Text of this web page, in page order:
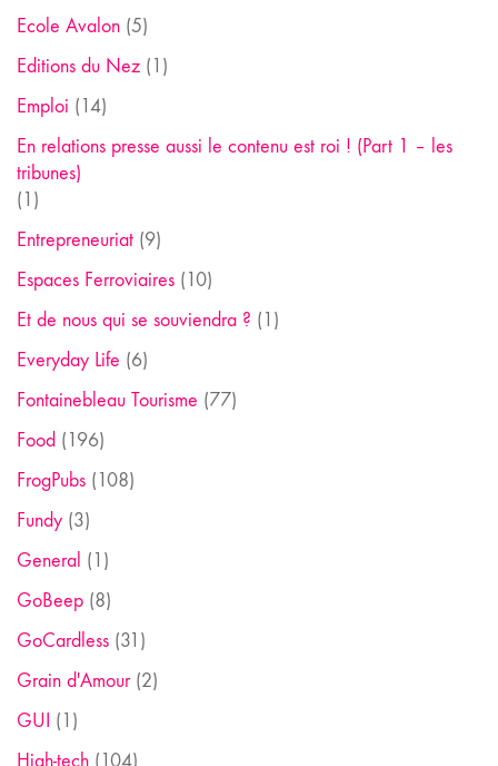
Ecole Avalon (5)
Editions du Nez (1)
Emploi (14)
En relations presse aussi le contenu est roi ! (Part 1 – les
tribunes)
(1)
Entrepreneuriat (9)
Espaces Ferroviaires (10)
Et de nous qui se souviendra ? (1)
Everyday Life (6)
Fontainebleau Tourisme (77)
Food (196)
FrogPubs (108)
Fundy (3)
General (1)
GoBeep (8)
GoCardless (31)
Grain d'Amour(2)
GUI (1)
High-tech (104)